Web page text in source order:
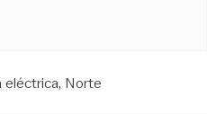
eléctrica Norte